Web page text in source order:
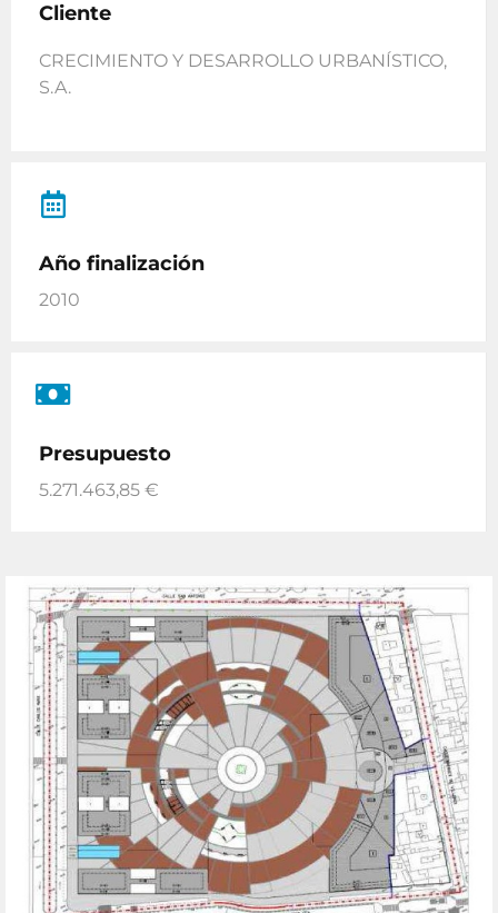
Cliente
CRECIMIENTO Y DESARROLLO URBANÍSTICO,
S.A.
Año finalización
2010
Presupuesto
5.271.463,85 €